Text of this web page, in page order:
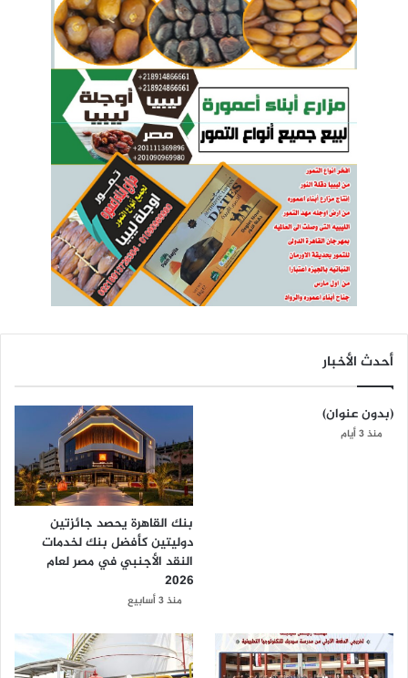
أحدث الأخبار
(بدون عنوان)
منذ 3 أيام
بنك القاهرة يحصد جائزتين
دوليتين كأفضل بنك لخدمات
النقد الأجنبي في مصر لعام
2026
منذ 3 أسابيع